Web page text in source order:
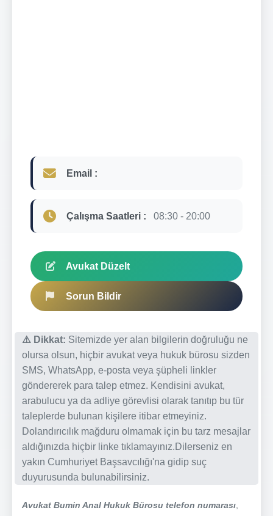
Email :
Çalışma Saatleri : 08:30 - 20:00
Avukat Düzelt
Sorun Bildir
⚠️ Dikkat: Sitemizde yer alan bilgilerin doğruluğu ne
olursa olsun, hiçbir avukat veya hukuk bürosu sizden
SMS, WhatsApp, e-posta veya şüpheli linkler
göndererek para talep etmez. Kendisini avukat,
arabulucu ya da adliye görevlisi olarak tanıtıp bu tür
taleplerde bulunan kişilere itibar etmeyiniz.
Dolandırıcılık mağduru olmamak için bu tarz mesajlar
aldığınızda hiçbir linke tıklamayınız.Dilerseniz en
yakın Cumhuriyet Başsavcılığı'na gidip suç
duyurusunda bulunabilirsiniz.
Avukat Bumin Anal Hukuk Bürosu telefon numarası